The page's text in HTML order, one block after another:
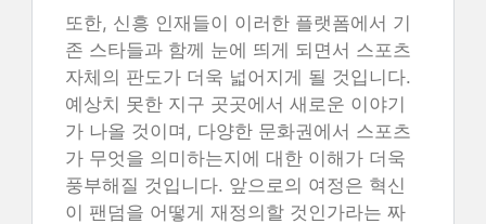
또한, 신흥 인재들이 이러한 플랫폼에서 기
존 스타들과 함께 눈에 띄게 되면서 스포츠
자체의 판도가 더욱 넓어지게 될 것입니다.
예상치 못한 지구 곳곳에서 새로운 이야기
가 나올 것이며, 다양한 문화권에서 스포츠
가 무엇을 의미하는지에 대한 이해가 더욱
풍부해질 것입니다. 앞으로의 여정은 혁신
이 팬덤을 어떻게 재정의할 것인가라는 짜